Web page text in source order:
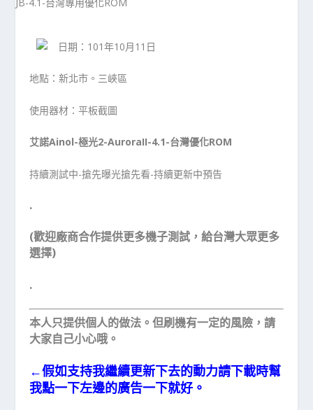
日期：101年10月11日
地點：新北市。三峽區
使用器材：平板截圖
艾諾Ainol-極光2-AuroraII-4.1-台灣優化ROM
持續測試中-搶先曝光搶先看-持續更新中預告
.
(歡迎廠商合作提供更多機子測試，給台灣大眾更多
選擇)
.
本人只提供個人的做法。但刷機有一定的風險，請
大家自己小心哦。
←假如支持我繼續更新下去的動力請下載時幫
我點一下左邊的廣告一下就好。